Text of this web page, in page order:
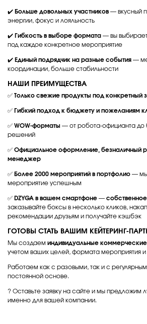
✔️ Больше довольных участников — вкусный
энергии, фокус и лояльность
✔️ Гибкость в выборе формата — вы
под каждое конкретное мероприятие
✔️ Единый подрядчик на разные события —
координации, больше стабильности
НАШИ ПРЕИМУЩЕСТВА
✅ Только свежие продукты под конкретный
✅ Гибкий подход к бюджету и пожеланиям
✅ WOW-форматы — от робота-официанта до
решений
✅ Официальное оформление, безналичный
менеджер
✅ Более 2000 мероприятий в портфолио — мы
мероприятие успешным
✅ DZYGA в вашем смартфоне —
заказывайте боксы в несколько кликов,
рекомендации друзьям и получайте кэшбэк
ГОТОВЫ СТАТЬ ВАШИМ КЕЙТЕРИНГ-
Мы создаем индивидуальные
учетом ваших целей, формата мероприятия
Работаем как с разовыми, так и с
постоянной основе.
? Оставьте заявку на сайте и мы предложим
именно для вашей компании.